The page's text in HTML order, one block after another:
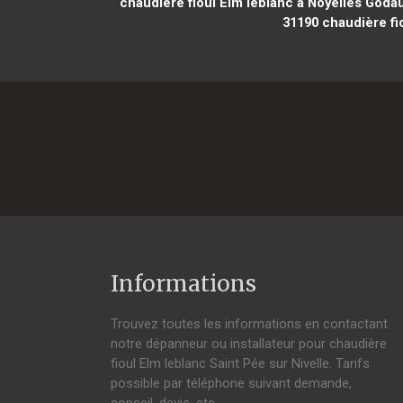
31190 chaudière
Informations
Trouvez toutes les informations en contactant
notre dépanneur ou installateur pour chaudière
fioul Elm leblanc Saint Pée sur Nivelle. Tarifs
possible par téléphone suivant demande,